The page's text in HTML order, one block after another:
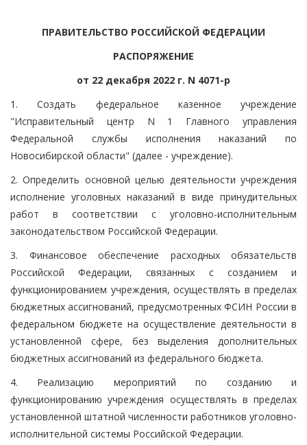
ПРАВИТЕЛЬСТВО РОССИЙСКОЙ ФЕДЕРАЦИИ
РАСПОРЯЖЕНИЕ
от 22 декабря 2022 г. N 4071-р
1. Создать федеральное казенное учреждение
"Исправительный центр N 1 Главного управления
Федеральной службы исполнения наказаний по
Новосибирской области" (далее - учреждение).
2. Определить основной целью деятельности учреждения
исполнение уголовных наказаний в виде принудительных
работ в соответствии с уголовно-исполнительным
законодательством Российской Федерации.
3. Финансовое обеспечение расходных обязательств
Российской Федерации, связанных с созданием и
функционированием учреждения, осуществлять в пределах
бюджетных ассигнований, предусмотренных ФСИН России в
федеральном бюджете на осуществление деятельности в
установленной сфере, без выделения дополнительных
бюджетных ассигнований из федерального бюджета.
4. Реализацию мероприятий по созданию и
функционированию учреждения осуществлять в пределах
установленной штатной численности работников уголовно-
исполнительной системы Российской Федерации.